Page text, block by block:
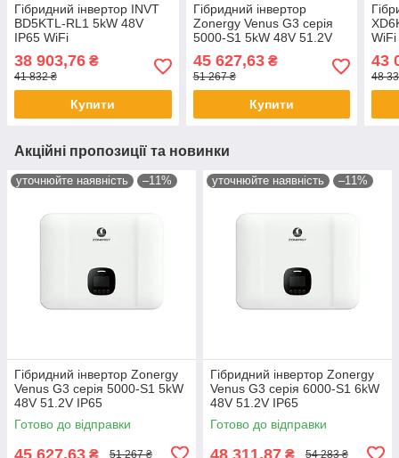
Гібридний інвертор INVT
BD5KTL-RL1 5kW 48V
IP65 WiFi
38 903,76 ₴
41 832 ₴
Купити
Гібридний інвертор
Zonergy Venus G3 серія
5000-S1 5kW 48V 51.2V
45 627,63₴
51 267 ₴
Купити
WiFi
43
48
Акційні пропозиції та новинки
уточнюйте наявність –11%
Гібридний інвертор Zonergy
Venus G3 серія 5000-S1 5kW
48V 51.2V IP65
Готово до відправки
45 627,63 ₴ 51 267 ₴
уточнюйте наявність –11%
Гібридний інвертор Zonergy
Venus G3 серія 6000-S1 6kW
48V 51.2V IP65
Готово до відправки
48 311,87 ₴ 54 283 ₴